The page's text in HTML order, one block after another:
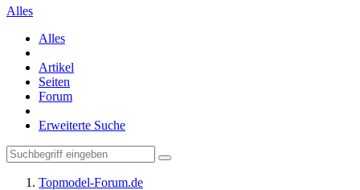
Alles
Alles
Artikel
Seiten
Forum
Erweiterte Suche
Topmodel-Forum.de